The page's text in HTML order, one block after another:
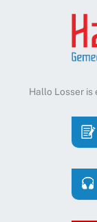
Hallo Losser is